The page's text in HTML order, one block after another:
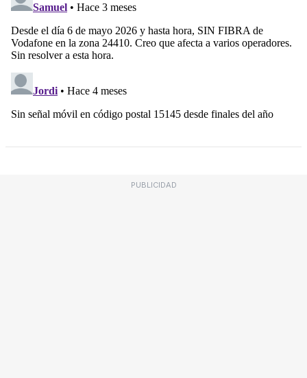
PUBLICIDAD